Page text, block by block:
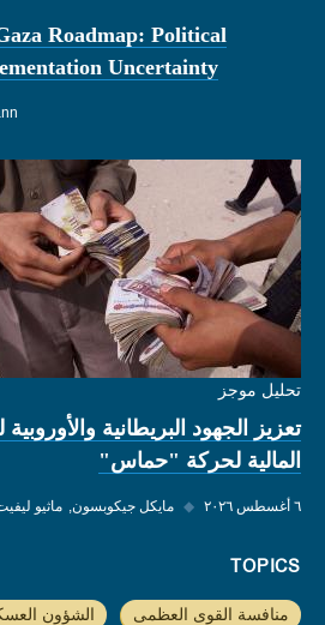
Roadmap: Political
Uncertainty
تحليل موجز
تعزيز الجهود البريطانية
المالية لحركة "حماس"
٦ أغسطس ٢٠٢٦ ◆ مايكل جيكوبسون ماثيو
TOPICS
منافسة القوى العظمى الشؤون